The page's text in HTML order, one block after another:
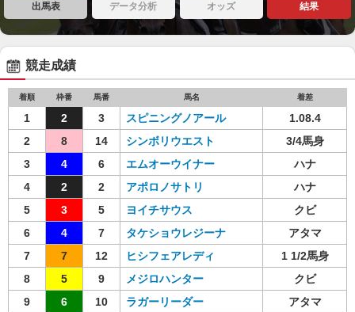
出馬表 データ分析 オッズ 結果
競走成績
着順 枠番 馬番 馬名 着差
1 2 3 スピニングノアール
1.08.4
2
8 14 シンボリウエスト
3/4馬身
3
4 6 エムオーウイナー
ハナ
4
2 2 アポロノサトリ
ハナ
5
3 5 ヨイチサウス
クビ
6
4 7 タケショウレジーナ
アタマ
7
7 12 ヒシフェアレディ
1 1/2馬身
8
5 9 メジロハンター
クビ
9
6 10 ラガーリーダー
アタマ